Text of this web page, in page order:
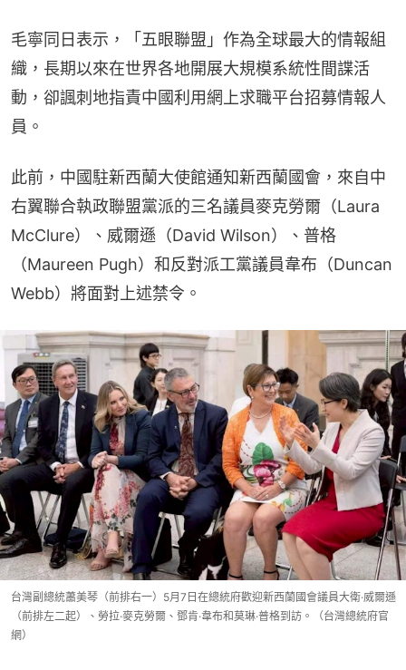
毛寧同日表示，「五眼聯盟」作為全球最大的情報組
織，長期以來在世界各地開展大規模系統性間諜活
動，卻諷刺地指責中國利用網上求職平台招募情報人
員。
此前，中國駐新西蘭大使館通知新西蘭國會，來自中
右翼聯合執政聯盟黨派的三名議員麥克勞爾（Laura
McClure）、威爾遜（David Wilson）、普格
（Maureen Pugh）和反對派工黨議員韋布（Duncan
Webb）將面對上述禁令。
台灣副總統蕭美琴（前排右一）5月7日在總統府歡迎新西蘭國會議員大衛·威爾遜
（前排左二起）、勞拉·麥克勞爾、鄧肯·韋布和莫琳·普格到訪。（台灣總統府官
網）